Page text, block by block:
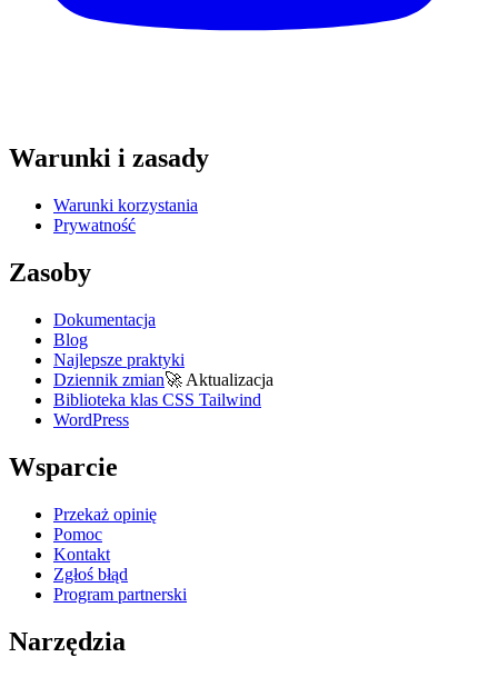
Warunki i zasady
Warunki korzystania
Prywatność
Zasoby
Dokumentacja
Blog
Najlepsze praktyki
Dziennik zmian🚀 Aktualizacja
Biblioteka klas CSS Tailwind
WordPress
Wsparcie
Przekaż opinię
Pomoc
Kontakt
Zgłoś błąd
Program partnerski
Narzędzia